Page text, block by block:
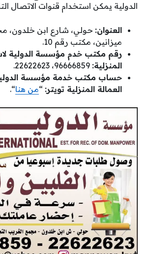
الدولية يمكن استخدام قنوات الاتصال
العنوان: حولي، شارع ابن خلدون،
ميزانين، مكتب رقم 10.
رقم مكتب خدم مؤسسة الدولية
المنزلية:
حساب مكتب خدمة مؤسسة
العمالة المنزلية تويتر: “من هنا“.